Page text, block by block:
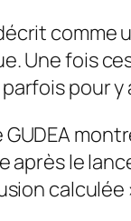
comme
Une fois
pour y
après le
calculée